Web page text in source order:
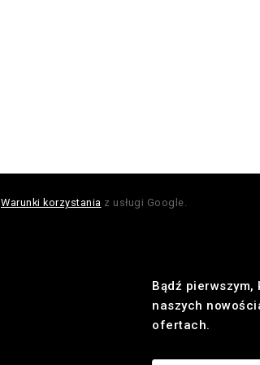
Warunki korzystania z usługi Google.
Bądź pierwszym,
naszych
ofertach.